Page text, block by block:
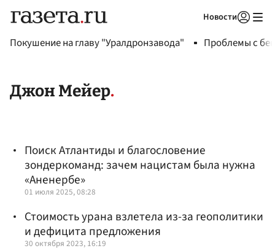
Новости
Покушение на главу "Уралдронзавода" Проблемы с
Джон Мейер
Поиск Атлантиды и благословение
зондеркоманд: зачем нацистам была нужна
«Аненербе»
01 июля 2025, 08:28
Стоимость урана взлетела из-за геополитики
и дефицита предложения
30 октября 2023, 16:19